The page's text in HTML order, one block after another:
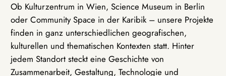
Ob Kulturzentrum in Wien, Science Museum in Berlin
oder Community Space in der Karibik – unsere Projekte
finden in ganz unterschiedlichen geografischen,
kulturellen und thematischen Kontexten statt. Hinter
jedem Standort steckt eine Geschichte von
Zusammenarbeit, Gestaltung, Technologie und